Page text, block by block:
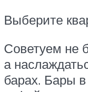
Выберите
Советуем не
а
барах. Бары